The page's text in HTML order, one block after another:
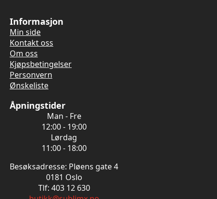
Informasjon
Min side
Kontakt oss
Om oss
Kjøpsbetingelser
Personvern
Ønskeliste
Åpningstider
Man - Fre
12:00 - 19:00
Lørdag
11:00 - 18:00
Besøksadresse: Pløens gate 4
0181 Oslo
Tlf: 403 12 630